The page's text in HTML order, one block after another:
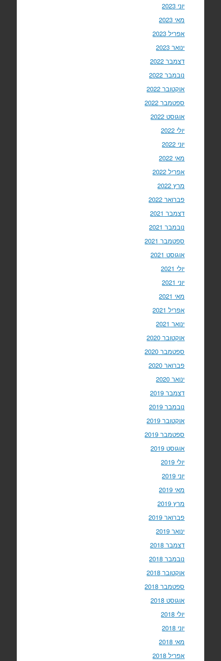
יוני 2023
מאי 2023
אפריל 2023
ינואר 2023
דצמבר 2022
נובמבר 2022
אוקטובר 2022
ספטמבר 2022
אוגוסט 2022
יולי 2022
יוני 2022
מאי 2022
אפריל 2022
מרץ 2022
פברואר 2022
דצמבר 2021
נובמבר 2021
ספטמבר 2021
אוגוסט 2021
יולי 2021
יוני 2021
מאי 2021
אפריל 2021
ינואר 2021
אוקטובר 2020
ספטמבר 2020
פברואר 2020
ינואר 2020
דצמבר 2019
נובמבר 2019
אוקטובר 2019
ספטמבר 2019
אוגוסט 2019
יולי 2019
יוני 2019
מאי 2019
מרץ 2019
פברואר 2019
ינואר 2019
דצמבר 2018
נובמבר 2018
אוקטובר 2018
ספטמבר 2018
אוגוסט 2018
יולי 2018
יוני 2018
מאי 2018
אפריל 2018